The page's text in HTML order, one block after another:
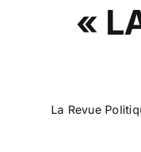
«
La Revue